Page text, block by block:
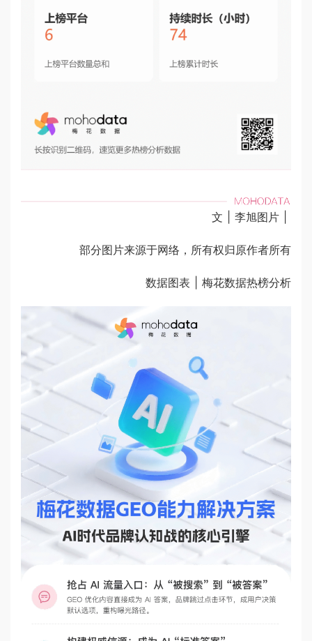
文 | 李旭图片 |
部分图片来源于网络，所有权归原作者所有
数据图表 | 梅花数据热榜分析